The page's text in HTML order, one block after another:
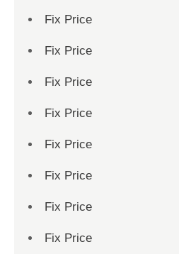
Fix Price
Fix Price
Fix Price
Fix Price
Fix Price
Fix Price
Fix Price
Fix Price